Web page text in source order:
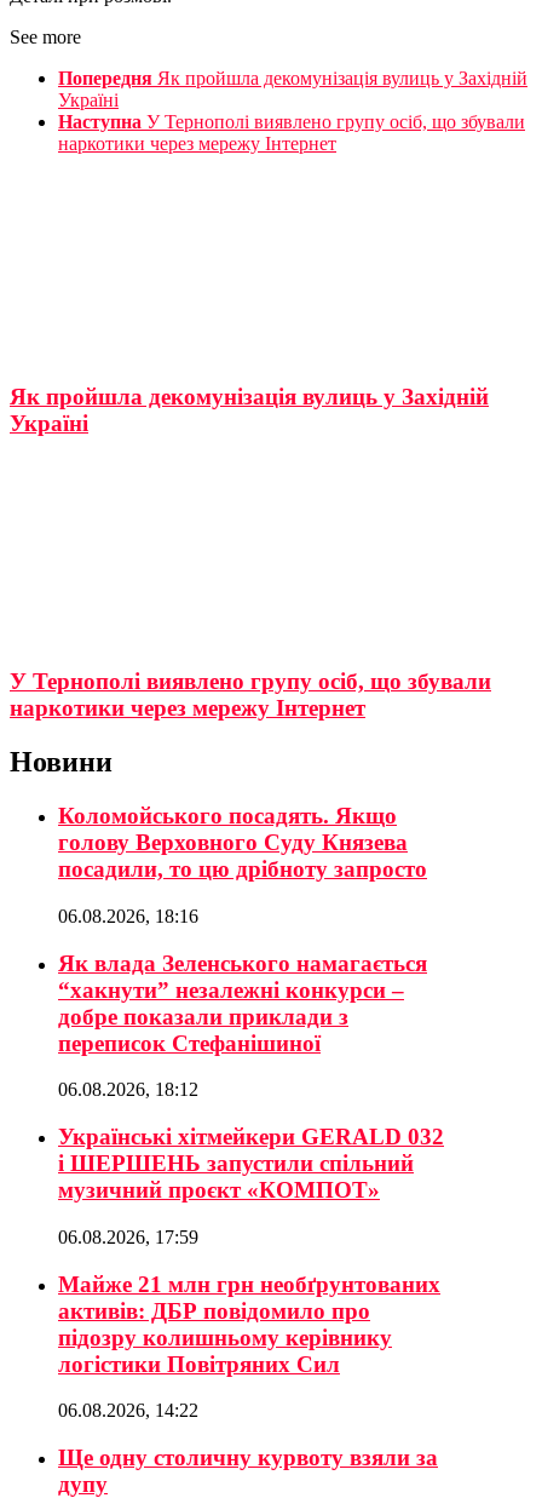
See more
Попередня Як пройшла декомунізація вулиць у Західній
Україні
Наступна У Тернополі виявлено групу осіб, що збували
наркотики через мережу Інтернет
Як пройшла декомунізація вулиць у Західній
Україні
У Тернополі виявлено групу осіб, що збували
наркотики через мережу Інтернет
Новини
Коломойського посадять. Якщо
голову Верховного Суду Князева
посадили, то цю дрібноту запросто
06.08.2026, 18:16
Як влада Зеленського намагається
“хакнути” незалежні конкурси –
добре показали приклади з
переписок Стефанішиної
06.08.2026, 18:12
Українські хітмейкери GERALD 032
і ШЕРШЕНЬ запустили спільний
музичний проєкт «КОМПОТ»
06.08.2026, 17:59
Майже 21 млн грн необґрунтованих
активів: ДБР повідомило про
підозру колишньому керівнику
логістики Повітряних Сил
06.08.2026, 14:22
Ще одну столичну курвоту взяли за
дупу